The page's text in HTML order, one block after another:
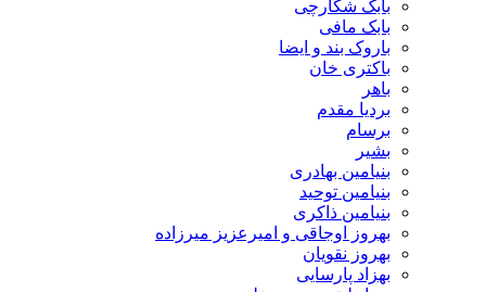
بابک شکارچی
بابک مافی
باروک بند و ایضا
باکتری خان
باهر
بردیا مقدم
برسام
بشیر
بنیامین بهادری
بنیامین توحید
بنیامین ذاکری
بهروز اوجاقی و امیرعزیز میرزاده
بهروز نقویان
بهزاد پارسایی